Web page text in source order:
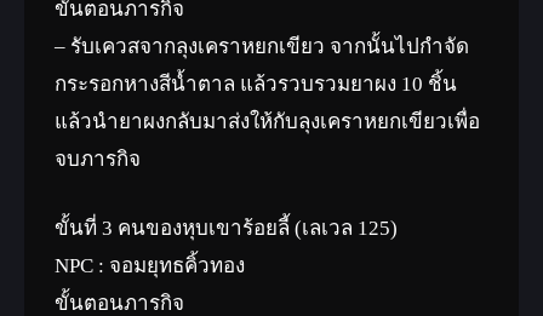
ขั้นตอนภารกิจ
– รับเควสจากลุงเคราหยกเขียว จากนั้นไปกำจัด
กระรอกหางสีน้ำตาล แล้วรวบรวมยาผง 10 ชิ้น
แล้วนำยาผงกลับมาส่งให้กับลุงเคราหยกเขียวเพื่อ
จบภารกิจ
ขั้นที่ 3 คนของหุบเขาร้อยลี้ (เลเวล 125)
NPC : จอมยุทธคิ้วทอง
ขั้นตอนภารกิจ